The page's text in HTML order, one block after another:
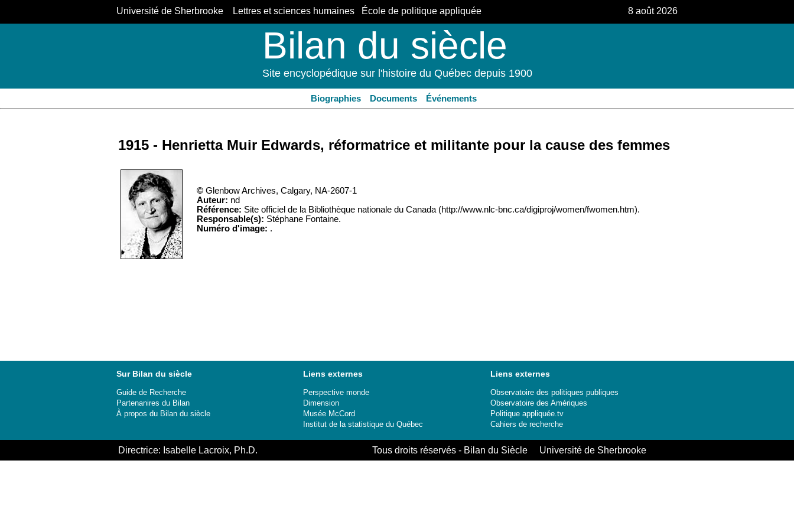
Université de Sherbrooke Lettres et sciences humaines École de politique appliquée 8 août 2026
Bilan du siècle
Site encyclopédique sur l'histoire du Québec depuis 1900
Biographies Documents Événements
1915 - Henrietta Muir Edwards, réformatrice et militante pour la cause des femmes
© Glenbow Archives, Calgary, NA-2607-1
Auteur: nd
Référence: Site officiel de la Bibliothèque nationale du Canada (http://www.nlc-bnc.ca/digiproj/women/fwomen.htm).
Responsable(s): Stéphane Fontaine.
Numéro d'image: .
Sur Bilan du siècle
Guide de Recherche
Partenanires du Bilan
À propos du Bilan du siècle
Liens externes
Perspective monde
Dimension
Musée McCord
Institut de la statistique du Québec
Liens externes
Observatoire des politiques publiques
Observatoire des Amériques
Politique appliquée.tv
Cahiers de recherche
Directrice: Isabelle Lacroix, Ph.D. Tous droits réservés - Bilan du Siècle Université de Sherbrooke